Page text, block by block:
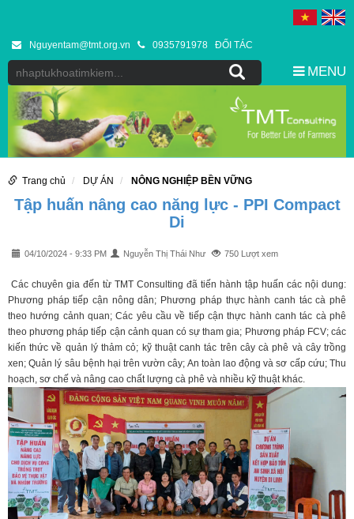
Nguyentam@tmt.org.vn 0935791978 ĐỐI TÁC
MENU
Trang chủ DỰ ÁN NÔNG NGHIỆP BỀN VỮNG
Tập huấn nâng cao năng lực - PPI Compact
Di
04/10/2024 - 9:33 PM Nguyễn Thị Thái Như 750 Lượt xem
Các chuyên gia đến từ TMT Consulting đã tiến hành tập huấn các nội dung:
Phương pháp tiếp cận nông dân; Phương pháp thực hành canh tác cà phê
theo hướng cảnh quan; Các yêu cầu về tiếp cận thực hành canh tác cà phê
theo phương pháp tiếp cận cảnh quan có sự tham gia; Phương pháp FCV; các
kiến thức về quản lý thảm cỏ; kỹ thuật canh tác trên cây cà phê và cây trồng
xen; Quản lý sâu bệnh hại trên vườn cây; An toàn lao động và sơ cấp cứu; Thu
hoạch, sơ chế và nâng cao chất lượng cà phê và nhiều kỹ thuật khác.